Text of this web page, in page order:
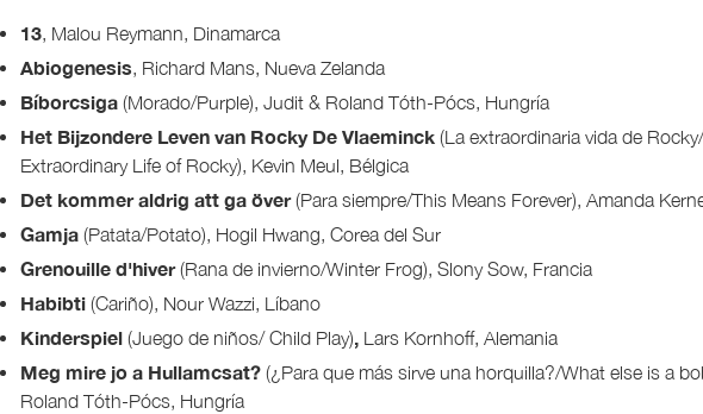
13, Malou Reymann, Dinamarca
Abiogenesis, Richard Mans, Nueva Zelanda
Bíborcsiga(Morado/Purple), Judit & Roland Tóth-Pócs, Hungría
Het Bijzondere Leven van Rocky De Vlaeminck(La extraordinaria vida de
Extraordinary Life of Rocky), Kevin Meul, Bélgica
Det kommer aldrig att ga över(Para siempre/This Means Forever), Amanda
Gamja(Patata/Potato), Hogil Hwang, Corea del Sur
Grenouille d'hiver(Rana de invierno/Winter Frog), Slony Sow, Francia
Habibti(Cariño), Nour Wazzi, Líbano
Kinderspiel(Juego de niños/ Child Play) Lars Kornhoff, Alemania
Meg mire jo a Hullamcsat? (¿Para que más sirve una horquilla?/What else is a
Roland Tóth-Pócs, Hungría